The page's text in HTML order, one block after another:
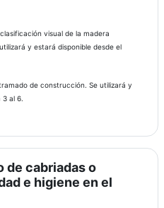
visual de la madera
y estará disponible desde el
de construcción. Se utilizará y
3 al 6.
de cabriadas o
e higiene en el